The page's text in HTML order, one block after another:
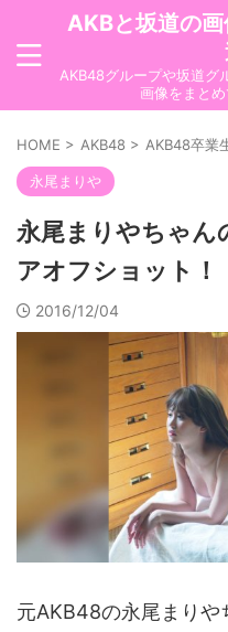
AKBと坂道の
AKB48グループや坂道グ
画像をまとめ
HOME > AKB48 > AKB48卒業
永尾まりや
永尾まりやちゃん
アオフショット！
2016/12/04
元AKB48の永尾まりや